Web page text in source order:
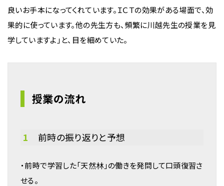
良いお手本になってくれています。ＩＣＴの効果がある場面で、効
果的に使っています。他の先生方も、頻繁に川越先生の授業を見
学していますよ」と、目を細めていた。
授業の流れ
1 前時の振り返りと予想
・前時で学習した「天然林」の働きを発問して口頭復習さ
せる。